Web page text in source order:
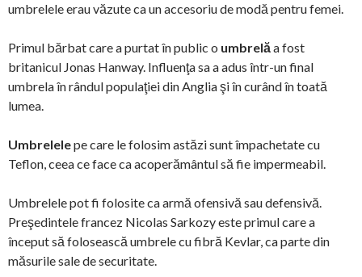
umbrelele erau văzute ca un accesoriu de modă pentru femei.
Primul bărbat care a purtat în public o umbrelăa fost
britanicul Jonas Hanway. Influenţa sa a adus într-un final
umbrela în rândul populaţiei din Anglia şi în curând în toată
lumea.
Umbrelelepe care le folosim astăzi sunt împachetate cu
Teflon, ceea ce face ca acoperământul să fie impermeabil.
Umbrelele pot fi folosite ca armă ofensivă sau defensivă.
Preşedintele francez Nicolas Sarkozy este primul care a
început să folosească umbrele cu fibră Kevlar, ca parte din
măsurile sale de securitate.